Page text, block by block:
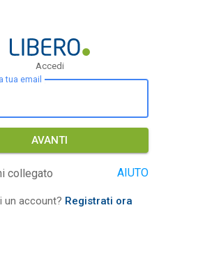
Accedi
tua email
AVANTI
collegato AIUTO
un account? Registrati ora